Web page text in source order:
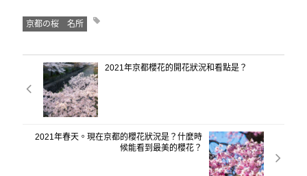
京都の桜 名所
2021年京都櫻花的開花狀況和看點是？
2021年春天。現在京都的櫻花狀況是？什麼時
候能看到最美的櫻花？